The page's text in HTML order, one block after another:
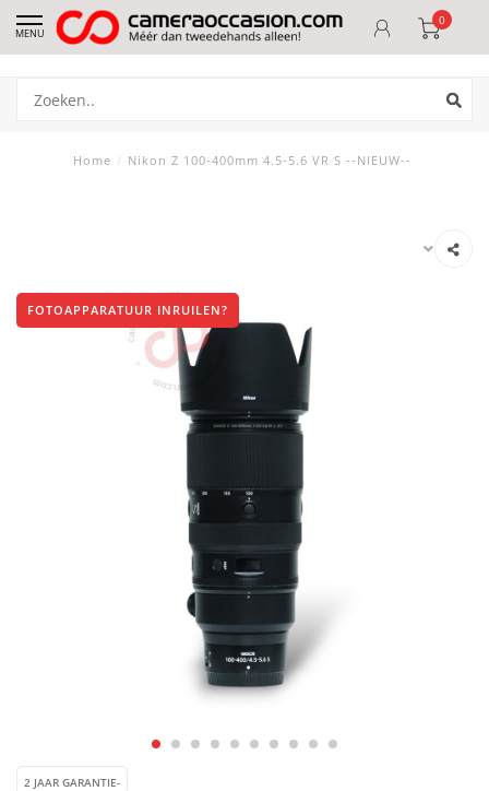
MENU
0
Home / Nikon Z 100-400mm 4.5-5.6 VR S --NIEUW--
FOTOAPPARATUUR INRUILEN?
2 JAAR GARANTIE-